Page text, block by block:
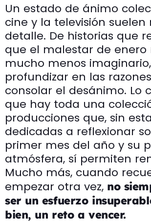
Un estado de ánimo
cine y la televisión suelen
detalle. De historias que
que el malestar de enero
mucho menos
profundizar en las
consolar el desánimo. Lo
que hay toda una
producciones que, sin
dedicadas a reflexionar
primer mes del año y su
atmósfera, sí permiten
Mucho más, cuando
empezar otra vez, no
ser un esfuerzo
bien, un reto a vencer.